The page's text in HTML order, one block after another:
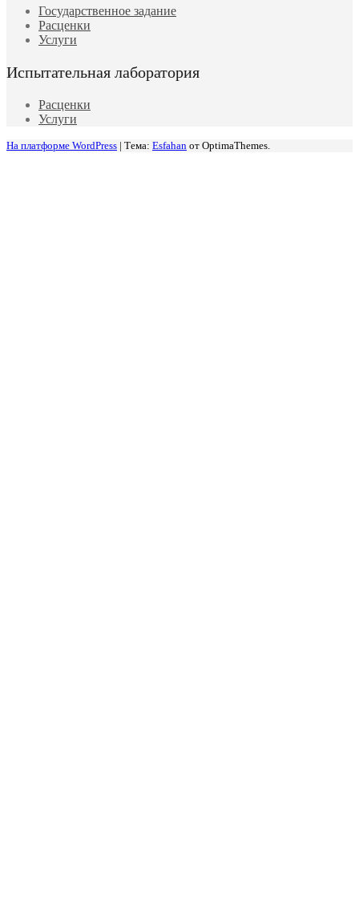
Государственное задание
Расценки
Услуги
Испытательная лаборатория
Расценки
Услуги
На платформе WordPress | Тема: Esfahan от OptimaThemes.